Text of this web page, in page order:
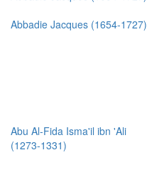
Abbadie Jacques (1654-1727)
Abu Al-Fida Isma'il ibn 'Ali
(1273-1331)